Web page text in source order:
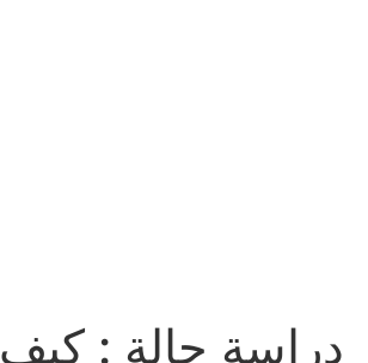
دراسة حالة : كيف